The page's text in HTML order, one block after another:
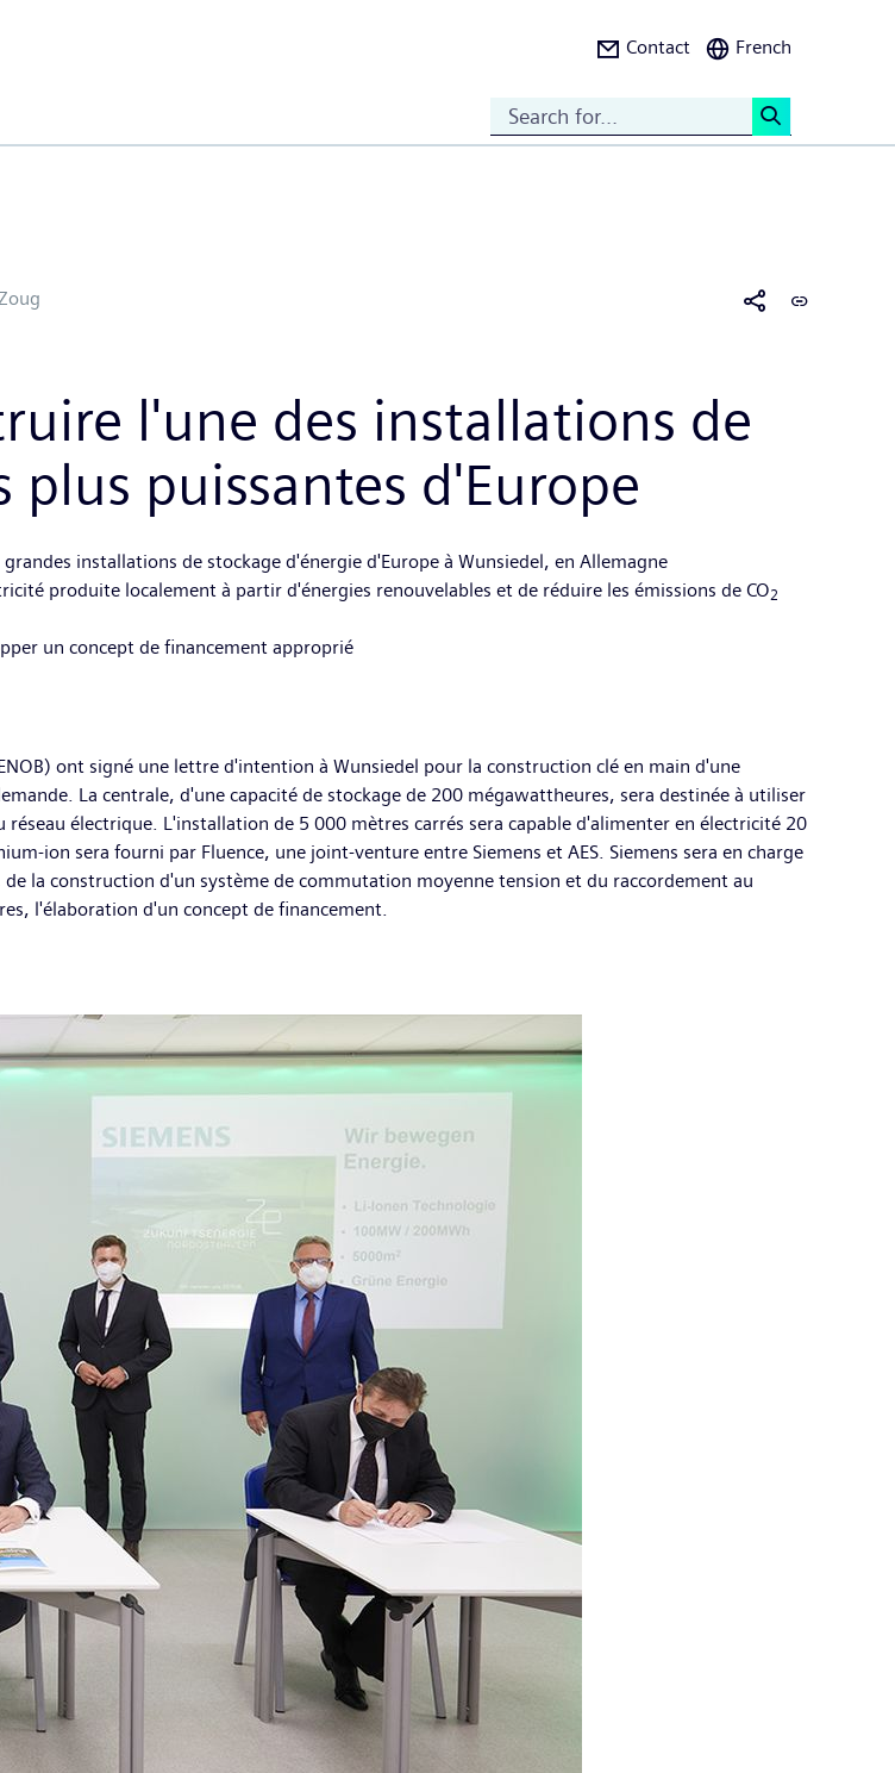
Contact French
l'une des installations de
puissantes d'Europe
installations de stockage d'énergie d'Europe à Wunsiedel, en Allemagne
produite localement à partir d'énergies renouvelables et de réduire les émissions de CO2
un concept de financement approprié
ont signé une lettre d'intention à Wunsiedel pour la construction clé en main d'une
La centrale, d'une capacité de stockage de 200 mégawattheures, sera destinée à utiliser
électrique. L'installation de 5 000 mètres carrés sera capable d'alimenter en électricité 20
ion sera fourni par Fluence, une joint-venture entre Siemens et AES. Siemens sera en charge
la construction d'un système de commutation moyenne tension et du raccordement au
l'élaboration d'un concept de financement.